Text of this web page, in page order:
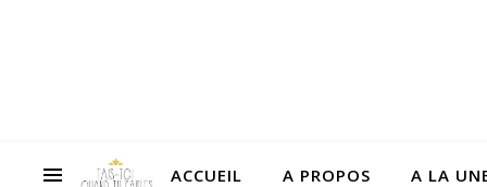
ACCUEIL A PROPOS A LA